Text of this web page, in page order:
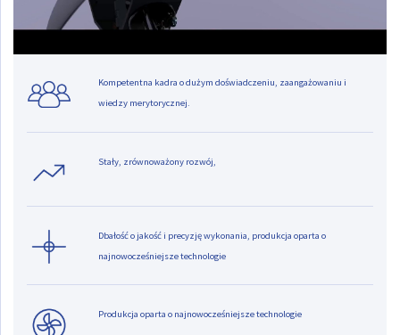
używane w procesie produkcji spełniały najwyższe normy. Dzięki temu produkty naszej
firmy charakteryzują się najwyższą jakością i funkcjonalnością.
Kompetentna kadra o dużym doświadczeniu, zaangażowaniu i
wiedzy merytorycznej.
Stały, zrównoważony rozwój,
Dbałość o jakość i precyzję wykonania, produkcja oparta o
najnowocześniejsze technologie
Produkcja oparta o najnowocześniejsze technologie